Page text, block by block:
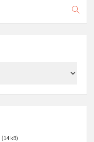
(14 kB)